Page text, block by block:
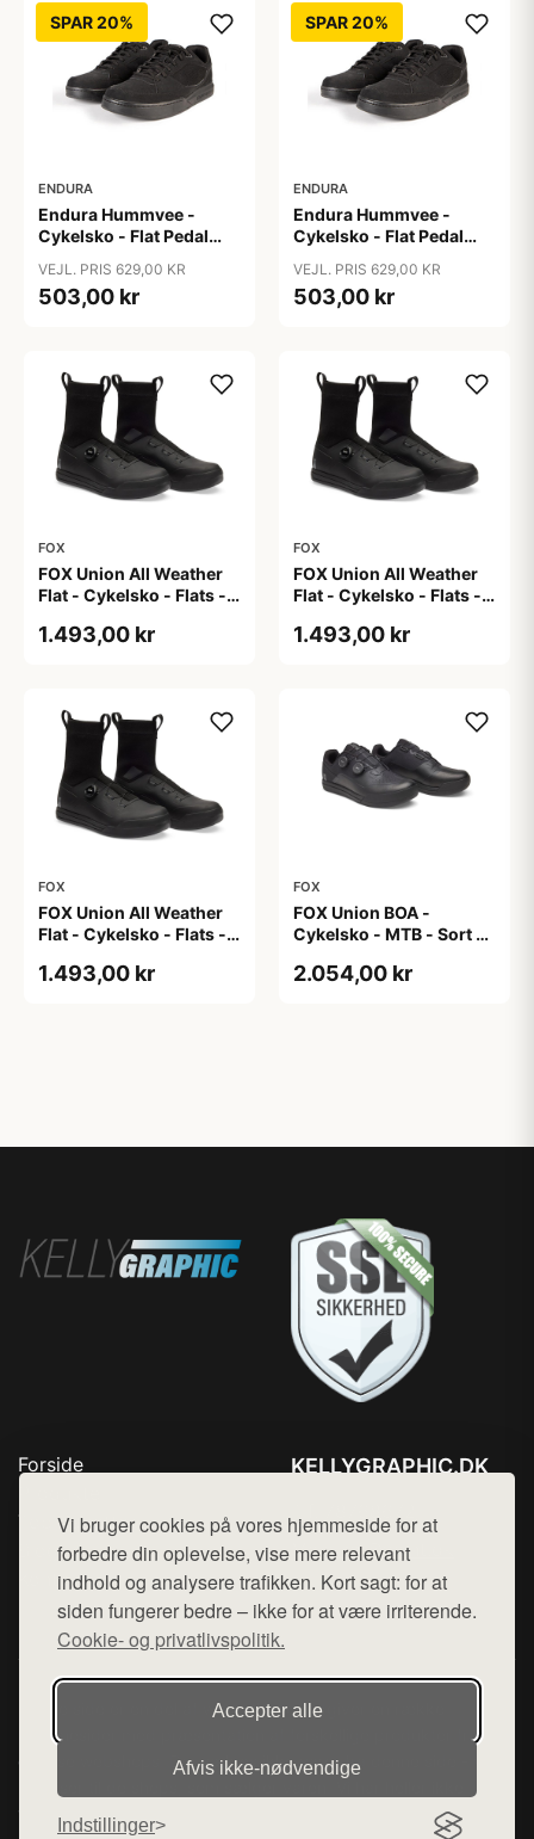
Vi bruger cookies på vores hjemmeside for at
forbedre din oplevelse, vise mere relevant
indhold og analysere trafikken. Kort sagt: for at
siden fungerer bedre – ikke for at være irriterende.
Cookie- og privatlivspolitik.
Accepter alle
Afvis ikke‑nødvendige
Indstillinger
SPAR 20%
ENDURA
Endura Hummvee -
Cykelsko - Flat Pedal
VEJL. PRIS 629,00 KR
503,00 kr
SPAR 20%
ENDURA
Endura Hummvee -
Cykelsko - Flat Pedal
VEJL. PRIS 629,00 KR
503,00 kr
FOX
FOX Union All Weather
Flat - Cykelsko - Flats -
1.493,00 kr
FOX
FOX Union All Weather
Flat - Cykelsko - Flats -
1.493,00 kr
FOX
FOX Union All Weather
Flat - Cykelsko - Flats -
1.493,00 kr
FOX
FOX Union BOA -
Cykelsko - MTB - Sort -
2.054,00 kr
Forside
Top Rabatter
Blog
Kontakt
KELLYGRAPHIC.DK
Mail: hej@want.dk
Cookie- og privatlivspolitik
Denne side er en del af want.dk, der udgiver en række
hjemmesider med præsentation af forskellige produkter fra
diverse webshops. Der sælges ikke varer fra denne side - vi
varerne på lager.